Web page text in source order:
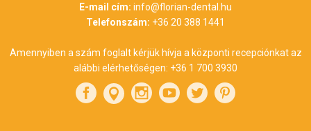
E-mail cím: info@florian-dental.hu
Telefonszám: +36 20 388 1441
Amennyiben a szám foglalt kérjük hívja a központi recepciónkat az
alábbi elérhetőségen: +36 1 700 3930